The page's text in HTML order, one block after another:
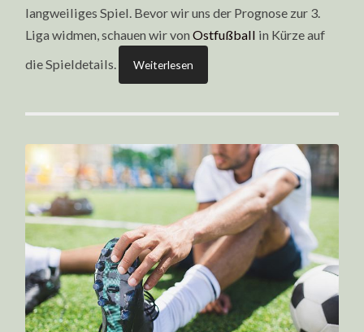
langweiliges Spiel. Bevor wir uns der Prognose zur 3.
Liga widmen, schauen wir vonOstfußball in Kürze auf
die Spieldetails.
Weiterlesen